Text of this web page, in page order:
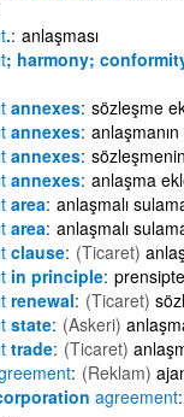
. anlaşması
; harmony;
annexes sözleşme
annexes
annexes
annexes anlaşma
area anlaşmalı
area anlaşmalı
clause (Ticaret)
in principle
renewal (Ticaret)
state (Askeri)
trade (Ticaret)
(Reklam)
agreement